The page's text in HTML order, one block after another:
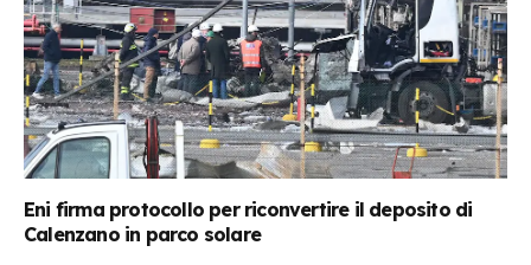
Eni firma protocollo per riconvertire il deposito di
Calenzano in parco solare